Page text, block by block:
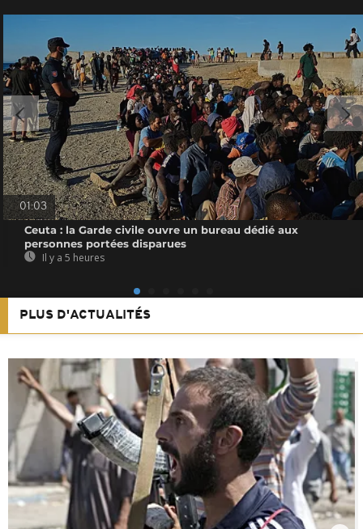
01:03
Ceuta : la Garde civile ouvre un bureau dédié aux
personnes portées disparues
Il y a 5 heures
PLUS D'ACTUALITÉS